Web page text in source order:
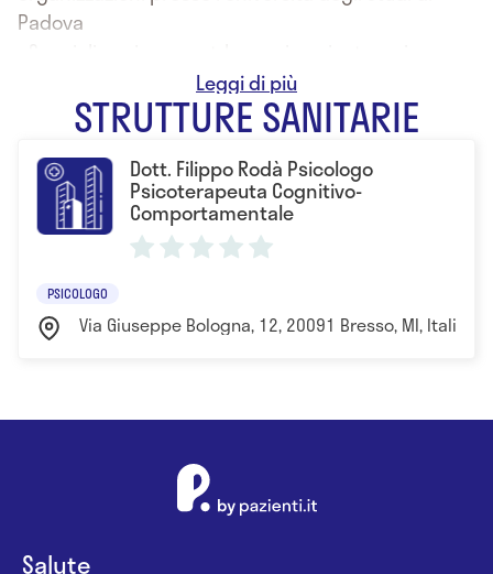
Padova
cognitivo-comportamentale presso la Scuola di
Psicoterapia Cognitiva Srl-Roma
- Perfezionamento in Psicologia Culturale presso
l'Università degli Studi di Padova
STRUTTURE SANITARIE
Dott. Filippo Rodà Psicologo
Psicoterapeuta Cognitivo-
Comportamentale
PSICOLOGO
Via Giuseppe Bologna, 12, 20091 Bresso, MI, Italia
Salute